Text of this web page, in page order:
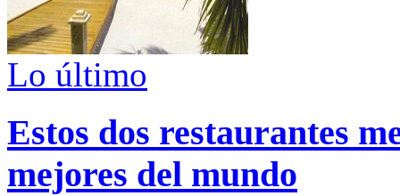
Lo último
Estos dos restaurantes
mejores del mundo